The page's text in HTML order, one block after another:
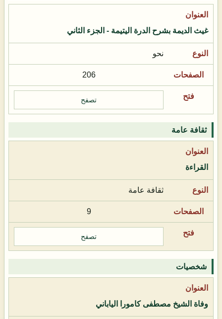
غيث الديمة بشرح الدرة اليتيمة - الجزء الثاني
نحو
206
تصفح
ثقافة عامة
القراءة
ثقافة عامة
9
تصفح
شخصيات
وفاة الشيخ مصطفى كامورا الياباني